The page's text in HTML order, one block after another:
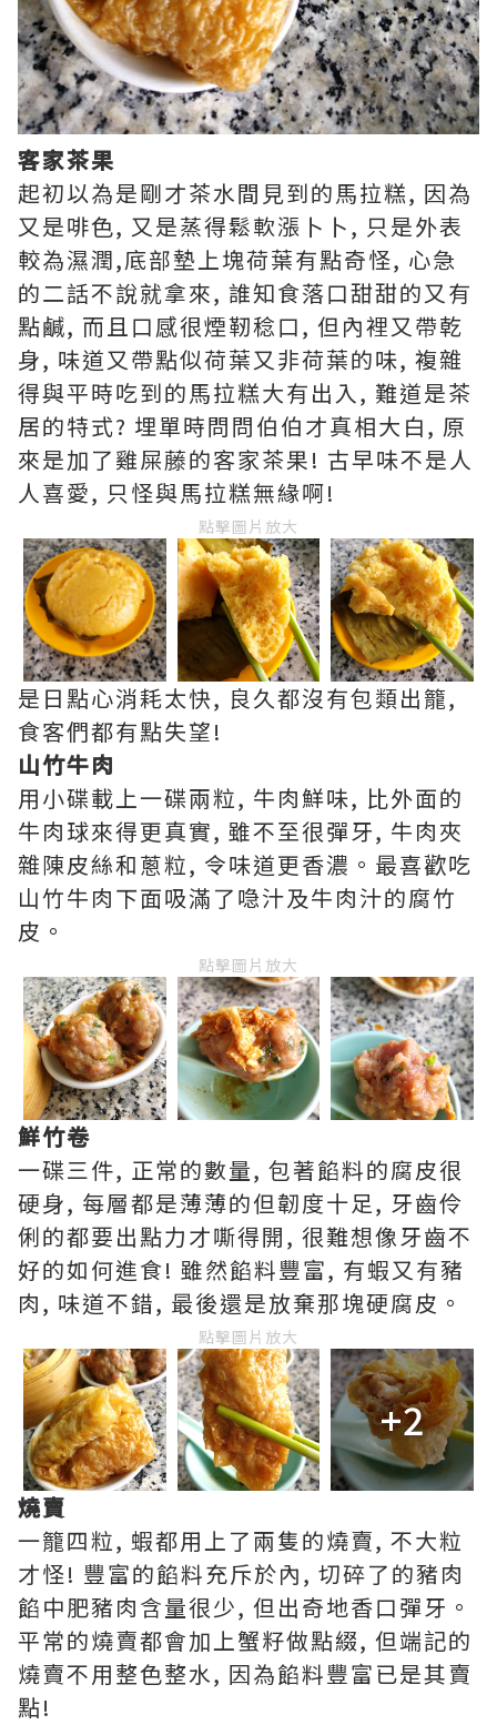
客家茶果
起初以為是剛才茶水間見到的馬拉糕, 因為
又是啡色, 又是蒸得鬆軟漲卜卜, 只是外表
較為濕潤,底部墊上塊荷葉有點奇怪, 心急
的二話不說就拿來, 誰知食落口甜甜的又有
點鹹, 而且口感很煙靭稔口, 但內裡又帶乾
身, 味道又帶點似荷葉又非荷葉的味, 複雜
得與平時吃到的馬拉糕大有出入, 難道是茶
居的特式? 埋單時問問伯伯才真相大白, 原
來是加了雞屎藤的客家茶果! 古早味不是人
人喜愛, 只怪與馬拉糕無緣啊!
點擊圖片放大
是日點心消耗太快, 良久都沒有包類出籠,
食客們都有點失望!
山竹牛肉
用小碟載上一碟兩粒, 牛肉鮮味, 比外面的
牛肉球來得更真實, 雖不至很彈牙, 牛肉夾
雜陳皮絲和蔥粒, 令味道更香濃。最喜歡吃
山竹牛肉下面吸滿了喼汁及牛肉汁的腐竹
皮。
點擊圖片放大
鮮竹卷
一碟三件, 正常的數量, 包著餡料的腐皮很
硬身, 每層都是薄薄的但韌度十足, 牙齒伶
俐的都要出點力才嘶得開, 很難想像牙齒不
好的如何進食! 雖然餡料豐富, 有蝦又有豬
肉, 味道不錯, 最後還是放棄那塊硬腐皮。
點擊圖片放大
+2
燒賣
一籠四粒, 蝦都用上了兩隻的燒賣, 不大粒
才怪! 豐富的餡料充斥於內, 切碎了的豬肉
餡中肥豬肉含量很少, 但出奇地香口彈牙。
平常的燒賣都會加上蟹籽做點綴, 但端記的
燒賣不用整色整水, 因為餡料豐富已是其賣
點!